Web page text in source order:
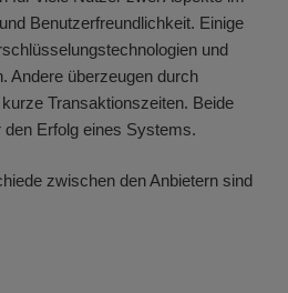
Benutzerfreundlichkeit. Einige
und
Andere überzeugen durch
Transaktionszeiten. Beide
Erfolg eines Systems.
zwischen den Anbietern sind